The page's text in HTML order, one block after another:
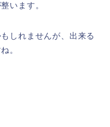
います。
しれませんが、出来る
。